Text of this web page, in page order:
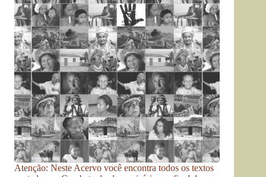
Atenção: Neste Acervo você encontra todos os textos